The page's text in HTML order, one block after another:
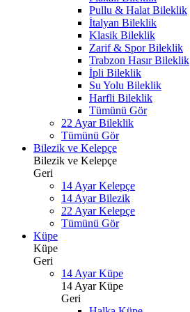
Pullu & Halat Bileklik
İtalyan Bileklik
Klasik Bileklik
Zarif & Spor Bileklik
Trabzon Hasır Bileklik
İpli Bileklik
Su Yolu Bileklik
Harfli Bileklik
Tümünü Gör
22 Ayar Bileklik
Tümünü Gör
Bilezik ve Kelepçe
Bilezik ve Kelepçe
Geri
14 Ayar Kelepçe
14 Ayar Bilezik
22 Ayar Kelepçe
Tümünü Gör
Küpe
Küpe
Geri
14 Ayar Küpe
14 Ayar Küpe
Geri